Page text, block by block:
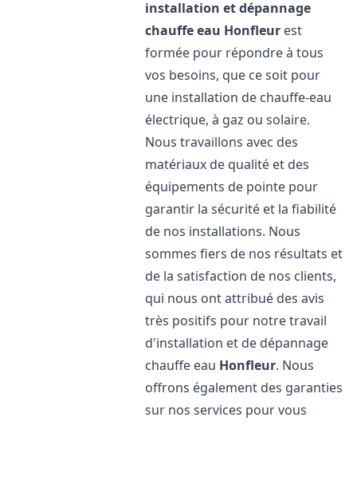
installation et dépannage
chauffe eau Honfleur est
formée pour répondre à tous
vos besoins, que ce soit pour
une installation de chauffe-eau
électrique, à gaz ou solaire.
Nous travaillons avec des
matériaux de qualité et des
équipements de pointe pour
garantir la sécurité et la fiabilité
de nos installations. Nous
sommes fiers de nos résultats et
de la satisfaction de nos clients,
qui nous ont attribué des avis
très positifs pour notre travail
d'installation et de dépannage
chauffe eau Honfleur. Nous
offrons également des garanties
sur nos services pour vous